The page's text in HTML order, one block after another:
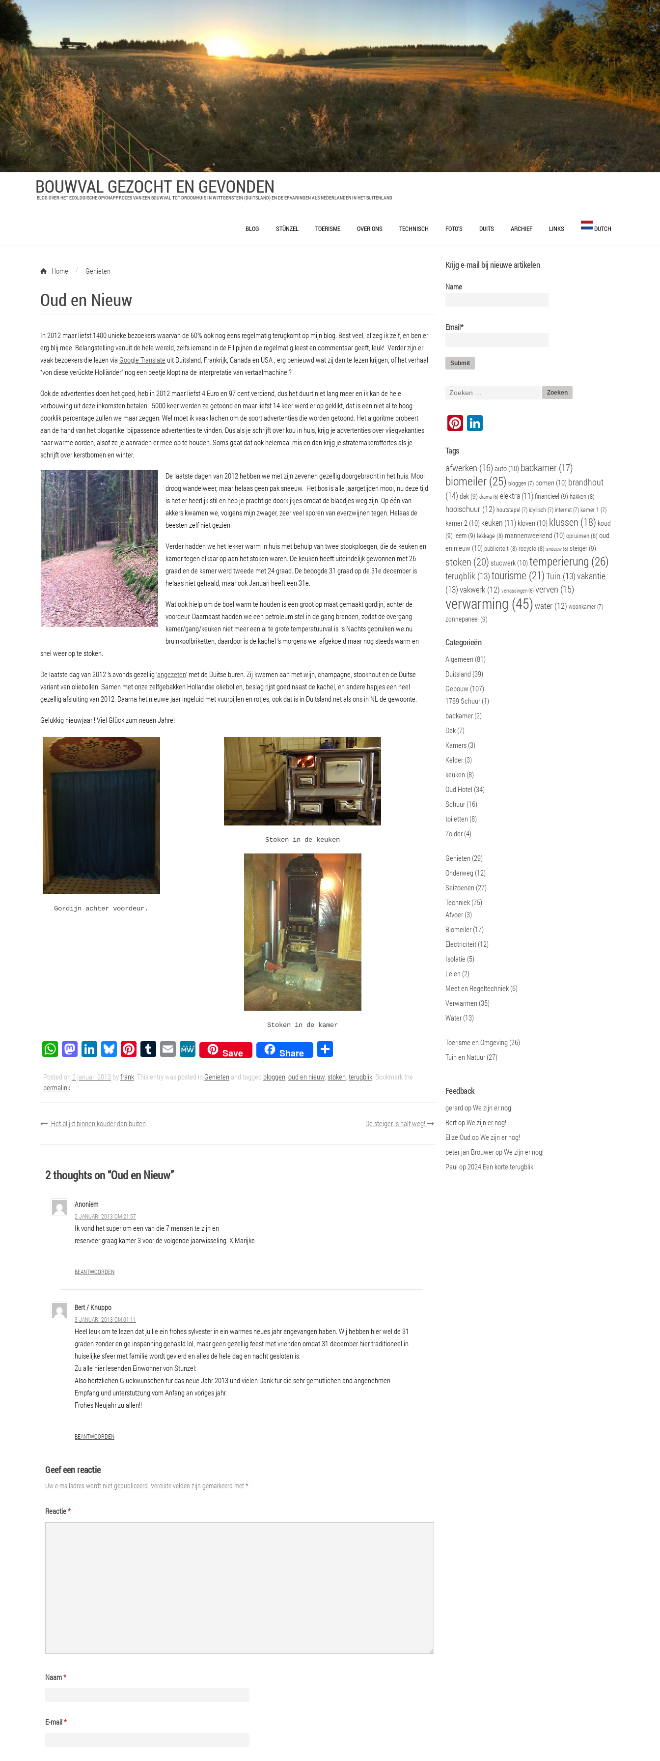
BOUWVAL GEZOCHT EN GEVONDEN
BLOG OVER HET ECOLOGISCHE OPKNAPPROCES VAN EEN BOUWVAL TOT DROOMHUIS IN WITTGENSTEIN (DUITSLAND) EN DE ERVARINGEN ALS NEDERLANDER IN HET BUITENLAND
BLOG
KELDER
OUD HOTEL
ONDERWEG ELEKTRISCH RIJDEN
SEIZOENEN
TECHNIEK
BIOMEILER
ELECTRICITEIT
VERWARMEN
TOERISME EN OMGEVING
TUIN EN NATUUR
UNCATEGORIZED
STÜNZEL TOERISME OVER ONS TECHNISCH
MATEN EN TEKENINGEN
TEMPIERUNGSYSTEEM
FOTO’S DUITS ARCHIEF LINKS DUTCH
Home / Genieten
Oud en Nieuw
In 2012 maar liefst 1400 unieke bezoekers waarvan de 60% ook nog eens regelmatig terugkomt op mijn blog. Best veel, al zeg ik zelf, en ben er
erg blij mee. Belangstelling vanuit de hele wereld, zelfs iemand in de Filipijnen die regelmatig leest en commentaar geeft, leuk! Verder zijn er
vaak bezoekers die lezen via Google Translate uit Duitsland, Frankrijk, Canada en USA , erg benieuwd wat zij dan te lezen krijgen, of het verhaal
“von diese verückte Holländer” nog een beetje klopt na de interpretatie van vertaalmachine ?
Ook de advertenties doen het goed, heb in 2012 maar liefst 4 Euro en 97 cent verdiend, dus het duurt niet lang meer en ik kan de hele
verbouwing uit deze inkomsten betalen. 5000 keer werden ze getoond en maar liefst 14 keer werd er op geklikt, dat is een niet al te hoog
doorklik percentage zullen we maar zeggen. Wel moet ik vaak lachen om de soort advertenties die worden getoond. Het algoritme probeert
aan de hand van het blogartikel bijpassende advertenties te vinden. Dus als je schrijft over kou in huis, krijg je advertenties over vliegvakanties
naar warme oorden, alsof ze je aanraden er mee op te houden. Soms gaat dat ook helemaal mis en dan krijg je stratemakeroffertes als je
schrijft over kerstbomen en winter.
De laatste dagen van 2012 hebben we met zijn zevenen gezellig doorgebracht in het huis. Mooi
droog wandelweer, maar helaas geen pak sneeuw. Het bos is alle jaargetijden mooi, nu deze tijd
is het er heerlijk stil en heb je prachtige doorkijkjes omdat de blaadjes weg zijn. Op één van
akkers kwamen we, volgens mijn zwager, zeer veel sporen van everzwijnen tegen. Helaas de
beesten zelf niet gezien.
Verder hadden we het lekker warm in huis met behulp van twee stookploegen, die de keuken en
kamer tegen elkaar op aan het stoken waren. De keuken heeft uiteindelijk gewonnen met 26
graad en de kamer werd tweede met 24 graad. De beoogde 31 graad op de 31e december is
helaas niet gehaald, maar ook Januari heeft een 31e.
Wat ook hielp om de boel warm te houden is een groot op maat gemaakt gordijn, achter de
voordeur. Daarnaast hadden we een petroleum stel in de gang branden, zodat de overgang
kamer/gang/keuken niet meer een al te grote temperatuurval is. ’s Nachts gebruiken we nu
bruinkoolbriketten, daardoor is de kachel ’s morgens wel afgekoeld maar nog steeds warm en
snel weer op te stoken.
De laatste dag van 2012 ’s avonds gezellig ‘angezeten‘ met de Duitse buren. Zij kwamen aan met wijn, champagne, stookhout en de Duitse
variant van oliebollen. Samen met onze zelfgebakken Hollandse oliebollen, beslag rijst goed naast de kachel, en andere hapjes een heel
gezellig afsluiting van 2012. Daarna het nieuwe jaar ingeluid met vuurpijlen en rotjes, ook dat is in Duitsland net als ons in NL de gewoonte.
Gelukkig nieuwjaar ! Viel Glück zum neuen Jahre!
Gordijn achter voordeur.
Stoken in de keuken
Stoken in de kamer
WhatsApp
Mastodon
LinkedIn
Bluesky
Pinterest
TumblrEmailMeWeSave Share
Posted on 2 januari 2013 byfrank . This entry was posted in Genieten and tagged bloggen oud en nieuw stoken terugblik . Bookmark the
permalink
Het blijkt binnen kouder dan buiten De steiger is half weg!
2 thoughts on “Oud en Nieuw”
Anoniem
2 JANUARI 2013 OM 21:57
Ik vond het super om een van die 7 mensen te zijn en
reserveer graag kamer 3 voor de volgende jaarwisseling. X Marijke
BEANTWOORDEN
Bert / Knuppo
3 JANUARI 2013 OM 01:11
Heel leuk om te lezen dat jullie ein frohes sylvester in ein warmes neues jahr angevangen haben. Wij hebben hier wel de 31
graden zonder enige inspanning gehaald lol, maar geen gezellig feest met vrienden omdat 31 december hier traditioneel in
huiselijke sfeer met familie wordt gevierd en alles de hele dag en nacht gesloten is.
Zu alle hier lesenden Einwohner von Stunzel:
Also hertzlichen Gluckwunschen fur das neue Jahr 2013 und vielen Dank fur die sehr gemutlichen and angenehmen
Empfang und unterstutzung vom Anfang an voriges jahr.
Frohes Neujahr zu allen!!
BEANTWOORDEN
Geef een reactie
Uw e-mailadres wordt niet gepubliceerd. Vereiste velden zijn gemarkeerd met*
Reactie*
Naam*
E-mail*
Krijg e-mail bij nieuwe artikelen
Name
Email*
Pinterest
Tags
afwerken (16) auto (10) badkamer(17)
biomeiler(25) bloggen (7) bomen (10) brandhout
(14) dak (9) drama(6) elektra(11)financieel (9) hakken(8)
hooischuur (12) houtstapel (7) idyllisch (7) internet (7) kamer 1 (7)
kamer 2 (10) keuken (11) kloven (10) klussen (18) koud
(9) leem (9) lekkage(8) mannenweekend (10)opruimen(8) oud
en nieuw (10)publiciteit(8) recycle(8) sneeuw(6) steiger (9)
stoken (20) stucwerk (10)temperierung (26)
terugblik (13)tourisme (21)Tuin (13)vakantie
(13)vakwerk (12) verrassingen(6) verven (15)
verwarming (45) water (12) woonkamer (7)
zonnepaneel (9)
Categorieën
Algemeen (81)
Duitsland (39)
Gebouw (107)
1789 Schuur (1)
badkamer (2)
Dak (7)
Kamers (3)
Kelder (3)
keuken (8)
Oud Hotel (34)
Schuur (16)
toiletten (8)
Zolder (4)
Genieten (29)
Onderweg (12)
Seizoenen (27)
Techniek (75)
Afvoer (3)
Biomeiler (17)
Electriciteit (12)
Isolatie (5)
Leien (2)
Meet en Regeltechniek (6)
Verwarmen (35)
Water (13)
Toerisme en Omgeving (26)
Tuin en Natuur (27)
Feedback
gerard opWe zijn er nog!
BertopWe zijn er nog!
Elize Oud opWe zijn er nog!
peter jan BrouweropWe zijn er nog!
Paul op2024 Een korte terugblik